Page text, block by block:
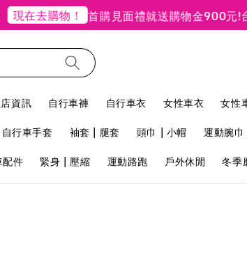
在去購物！ 首購見面禮就送購物金900元!台
資訊 自行車褲 自行車衣 女性車衣 女性
自行車手套 袖套 | 腿套 頭巾 | 小帽 運動腕
配件 緊身 | 壓縮 運動路跑 戶外休閒 冬季